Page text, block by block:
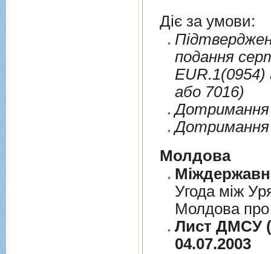
Діє за умови:
подання
EUR.1(0954)
або 7016)
Дотримання
Дотримання
Молдова
Угода між
Молдова про
Лист ДМСУ
04.07.2003